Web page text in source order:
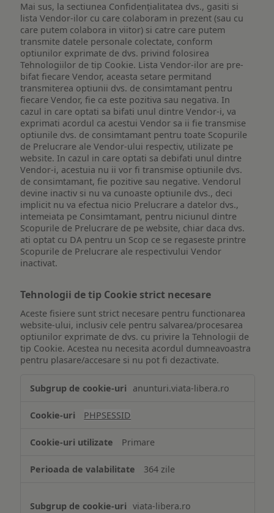
Mai sus, la sectiunea Confidențialitatea dvs., gasiti si
lista Vendor-ilor cu care colaboram in prezent (sau cu
care putem colabora in viitor) si catre care putem
transmite datele personale colectate, conform
optiunilor exprimate de dvs. privind folosirea
Tehnologiilor de tip Cookie. Lista Vendor-ilor are pre-
bifat fiecare Vendor, aceasta setare permitand
transmiterea optiunii dvs. de consimtamant pentru
fiecare Vendor, fie ca este pozitiva sau negativa. In
cazul in care optati sa bifati unul dintre Vendor-i, va
exprimati acordul ca acestui Vendor sa ii fie transmise
optiunile dvs. de consimtamant pentru toate Scopurile
de Prelucrare ale Vendor-ului respectiv, utilizate pe
website. In cazul in care optati sa debifati unul dintre
Vendor-i, acestuia nu ii vor fi transmise optiunile dvs.
de consimtamant, fie pozitive sau negative. Vendorul
devine inactiv si nu va cunoaste optiunile dvs., deci
implicit nu va efectua nicio Prelucrare a datelor dvs.,
intemeiata pe Consimtamant, pentru niciunul dintre
Scopurile de Prelucrare de pe website, chiar daca dvs.
ati optat cu DA pentru un Scop ce se regaseste printre
Scopurile de Prelucrare ale respectivului Vendor
inactivat.
Tehnologii de tip Cookie strict necesare
Aceste fisiere sunt strict necesare pentru functionarea
website-ului, inclusiv cele pentru salvarea/procesarea
optiunilor exprimate de dvs. cu privire la Tehnologii de
tip Cookie. Acestea nu necesita acordul dumneavoastra
pentru plasare/accesare si nu pot fi dezactivate.
de
Cookie
necesare
anunturi.viata-libera.ro
PHPSESSID
Primare
364 zile
viata-libera.ro